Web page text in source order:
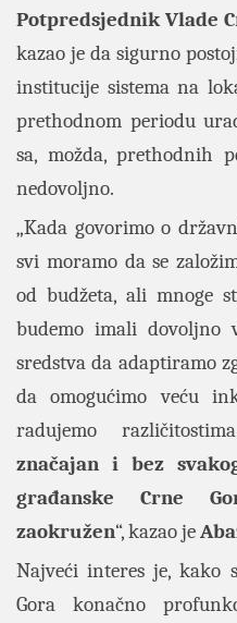
Potpredsjednik Vlade
kazao je da sigurno
institucije sistema na
prethodnom periodu
sa, možda, prethodnih
nedovoljno.
„Kada govorimo o
svi moramo da se
od budžeta, ali mnoge
budemo imali dovoljno
sredstva da adaptiramo
da omogućimo veću
radujemo
značajan i bez
građanske Crne
zaokružen“, kazao je
Najveći interes je, kako
Gora konačno